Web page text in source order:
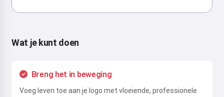
Wat je kunt doen
Breng het in beweging
Voeg leven toe aan je logo met vloeiende, professionele